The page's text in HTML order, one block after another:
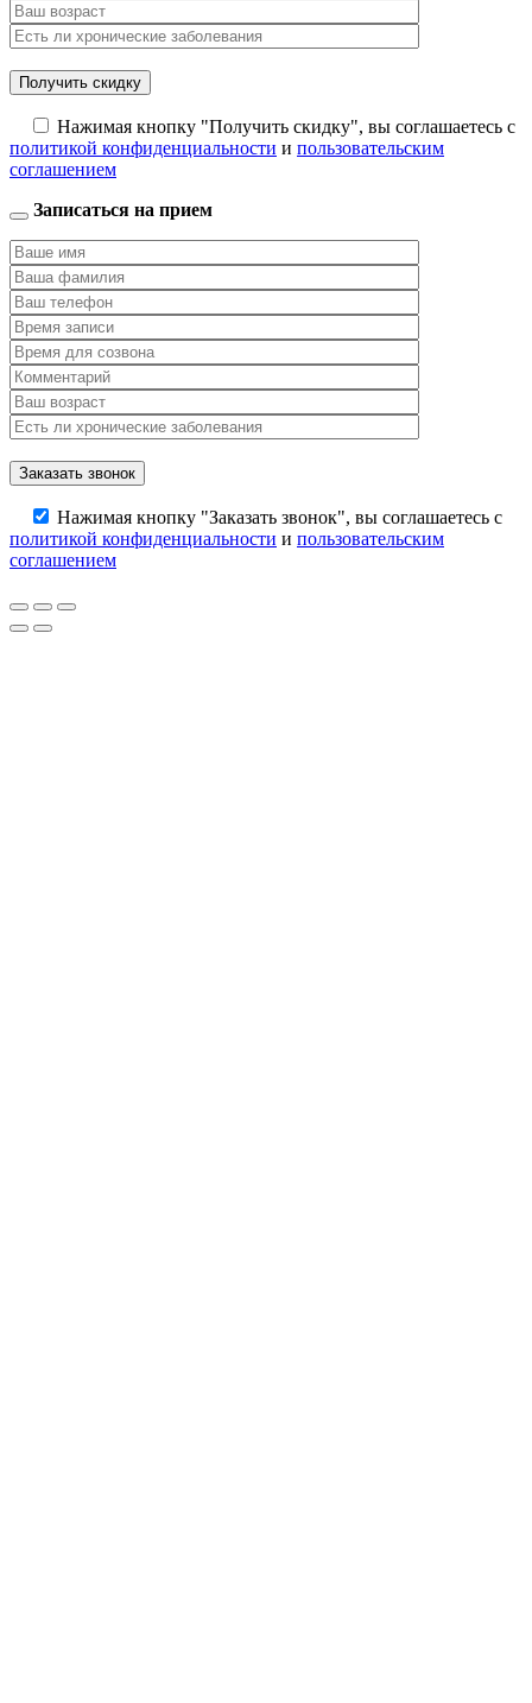
Нажимая кнопку "Получить скидку", вы соглашаетесь с
политикой конфиденциальности и пользовательским
соглашением
Записаться на прием
Нажимая кнопку "Заказать звонок", вы соглашаетесь с
политикой конфиденциальности и пользовательским
соглашением